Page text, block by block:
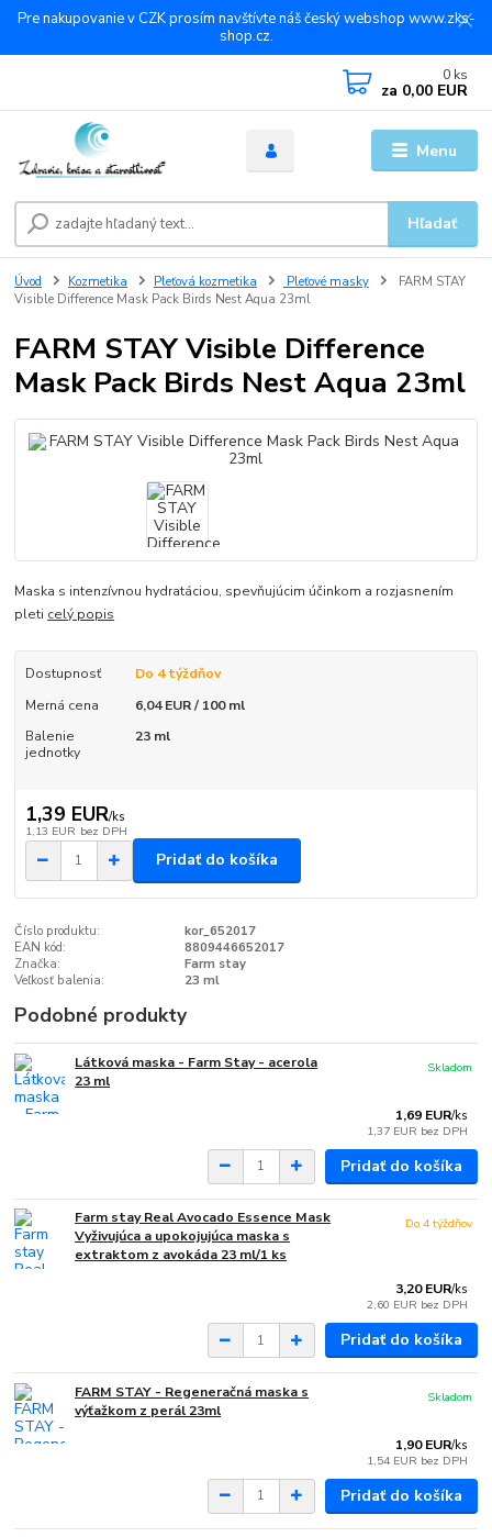
Pre nakupovanie v CZK prosím navštívte náš český webshop www.zks-
shop.cz.
Menu
Hľadať
0 ks
za 0,00 EUR
Úvod Kozmetika Pleťová kozmetika Pleťové masky
FARM STAY
Visible Difference Mask Pack Birds Nest Aqua 23ml
FARM STAY Visible Difference
Mask Pack Birds Nest Aqua 23ml
Maska s intenzívnou hydratáciou, spevňujúcim účinkom a rozjasnením
pleti celý popis
Dostupnosť
Do 4 týždňov
Merná cena
6,04 EUR / 100 ml
Balenie
jednotky
23 ml
1,39 EUR/ks
1,13 EUR bez DPH
Pridať do košíka
Číslo produktu:
kor_652017
EAN kód:
8809446652017
Značka:
Farm stay
Veľkosť balenia:
23 ml
Podobné produkty
Látková maska - Farm Stay - acerola
23 ml
1,69 EUR/ks
1,37 EUR bez DPH
Skladom
Pridať do košíka
Farm stay Real Avocado Essence Mask
Vyživujúca a upokojujúca maska s
extraktom z avokáda 23 ml/1 ks
3,20 EUR/ks
2,60 EUR bez DPH
Do 4 týždňov
Pridať do košíka
FARM STAY - Regeneračná maska ​​s
výťažkom z perál 23ml
1,90 EUR/ks
1,54 EUR bez DPH
Skladom
Pridať do košíka